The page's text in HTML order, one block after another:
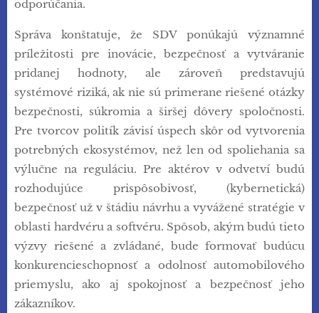
odporúčania.
Správa konštatuje, že SDV ponúkajú významné
príležitosti pre inovácie, bezpečnosť a vytváranie
pridanej hodnoty, ale zároveň predstavujú
systémové riziká, ak nie sú primerane riešené otázky
bezpečnosti, súkromia a širšej dôvery spoločnosti.
Pre tvorcov politík závisí úspech skôr od vytvorenia
potrebných ekosystémov, než len od spoliehania sa
výlučne na reguláciu. Pre aktérov v odvetví budú
rozhodujúce prispôsobivosť, (kybernetická)
bezpečnosť už v štádiu návrhu a vyvážené stratégie v
oblasti hardvéru a softvéru. Spôsob, akým budú tieto
výzvy riešené a zvládané, bude formovať budúcu
konkurencieschopnosť a odolnosť automobilového
priemyslu, ako aj spokojnosť a bezpečnosť jeho
zákazníkov.